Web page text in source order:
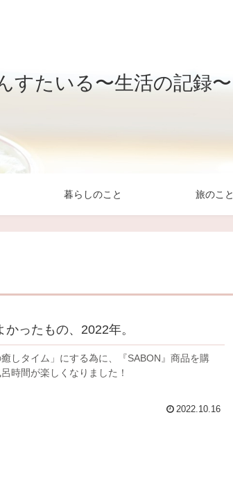
すたいる〜生活の記録〜
暮らしのこと 旅のこと
かったもの、2022年。
しタイム」にする為に、『SABON』商品を購
時間が楽しくなりました！
2022.10.16